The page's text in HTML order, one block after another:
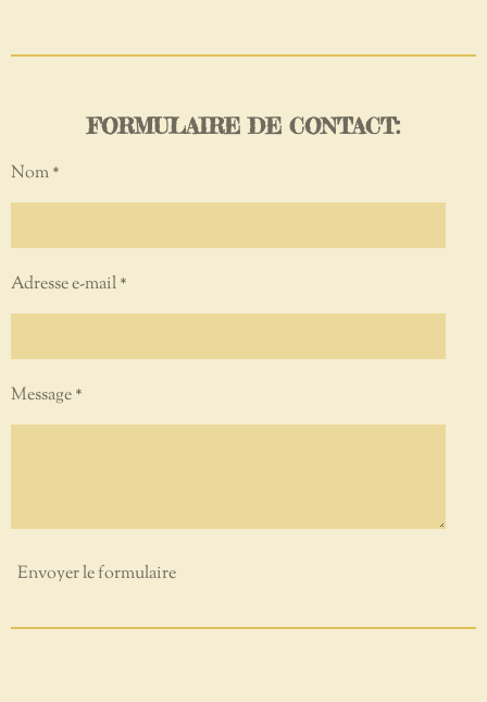
FORMULAIRE DE CONTACT:
Nom *
Adresse e-mail *
Message *
Envoyer le formulaire